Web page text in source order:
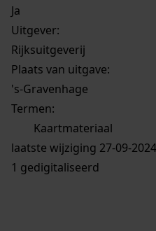
Ja
Uitgever:
Rijksuitgeverij
Plaats van uitgave:
's-Gravenhage
Termen:
Kaartmateriaal
laatste wijziging 27-09-2024
1 gedigitaliseerd